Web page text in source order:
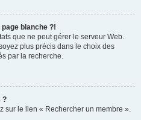
blanche ?!
que ne peut gérer le serveur Web.
plus précis dans le choix des
par la recherche.
?
sur le lien « Rechercher un membre ».